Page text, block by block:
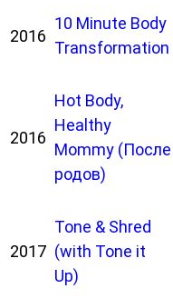
2016
10 Minute Body
Transformation
2016
Hot Body,
Healthy
Mommy (После
родов)
2017
Tone & Shred
(with Tone it
Up)